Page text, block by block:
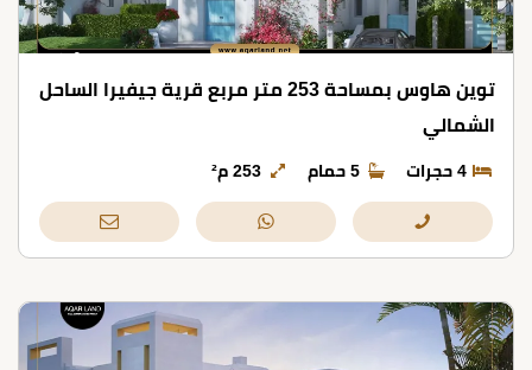
توين هاوس بمساحة 253 متر مربع قرية جيفيرا الساحل
الشمالي
4 حجرات 5 حمام 253 م²